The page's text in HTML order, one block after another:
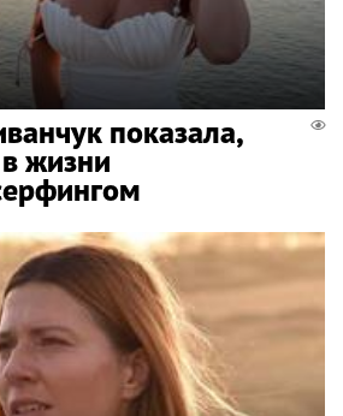
показала,
жизни